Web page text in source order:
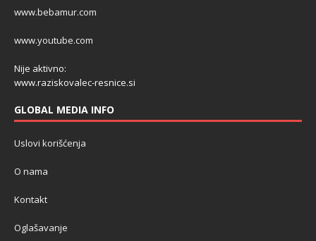
www.bebamur.com
www.youtube.com
Nije aktivno:
www.raziskovalec-resnice.si
GLOBAL MEDIA INFO
Uslovi korišćenja
O nama
Kontakt
Oglašavanje